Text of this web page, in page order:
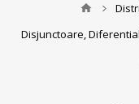
Disjunctoare,